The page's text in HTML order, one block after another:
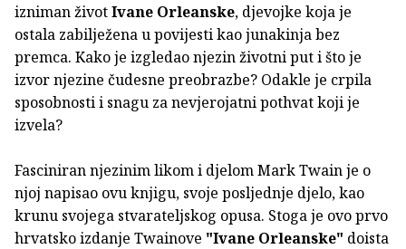
izniman životIvane Orleanske, djevojke koja je
ostala zabilježena u povijesti kao junakinja bez
premca. Kako je izgledao njezin životni put i što je
izvor njezine čudesne preobrazbe? Odakle je crpila
sposobnosti i snagu za nevjerojatni pothvat koji je
izvela?
Fasciniran njezinim likom i djelom Mark Twain je o
njoj napisao ovu knjigu, svoje posljednje djelo, kao
krunu svojega stvarateljskog opusa. Stoga je ovo prvo
hrvatsko izdanje Twainove "Ivane Orleanske" doista